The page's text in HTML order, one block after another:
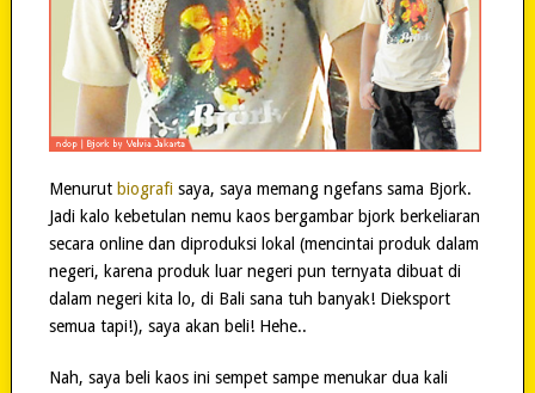
Menurut biografisaya, saya memang ngefans sama Bjork.
Jadi kalo kebetulan nemu kaos bergambar bjork berkeliaran
secara online dan diproduksi lokal (mencintai produk dalam
negeri, karena produk luar negeri pun ternyata dibuat di
dalam negeri kita lo, di Bali sana tuh banyak! Dieksport
semua tapi!), saya akan beli! Hehe..
Nah, saya beli kaos ini sempet sampe menukar dua kali